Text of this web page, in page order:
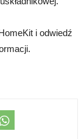
i odwiedź